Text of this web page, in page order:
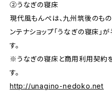
②うなぎの寝床
現代風もんぺは、九州筑後のも
ンテナショップ「うなぎの寝床」
す。
※うなぎの寝床と商用利用契約
す。
http://unagino-nedoko.net